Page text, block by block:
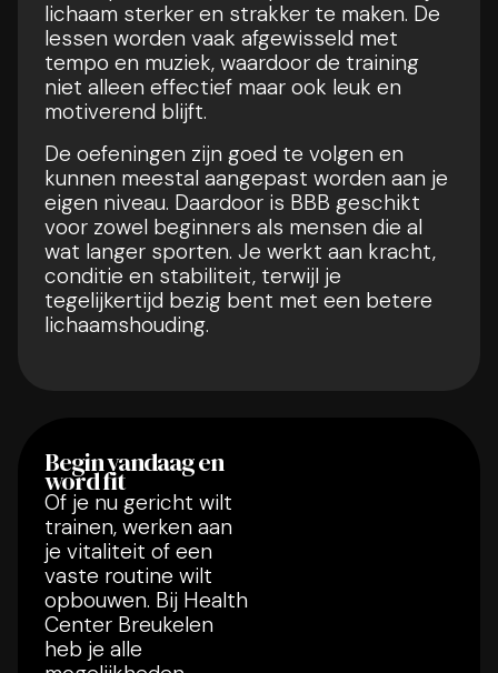
lichaam sterker en strakker te maken. De
lessen worden vaak afgewisseld met
tempo en muziek, waardoor de training
niet alleen effectief maar ook leuk en
motiverend blijft.
De oefeningen zijn goed te volgen en
kunnen meestal aangepast worden aan je
eigen niveau. Daardoor is BBB geschikt
voor zowel beginners als mensen die al
wat langer sporten. Je werkt aan kracht,
conditie en stabiliteit, terwijl je
tegelijkertijd bezig bent met een betere
lichaamshouding.
Begin vandaag en
word fit
Of je nu gericht wilt
trainen, werken aan
je vitaliteit of een
vaste routine wilt
opbouwen. Bij Health
Center Breukelen
heb je alle